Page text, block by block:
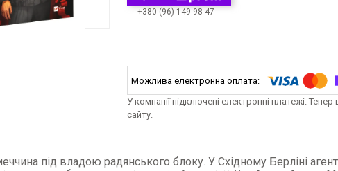
+380 (96) 149-98-47
У компанії підключені електронні платежі.
сайту.
під владою радянського блоку. У Східному Берліні